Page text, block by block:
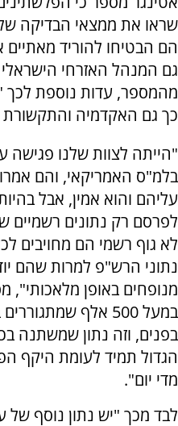
שראו את ממצאי הבדיקה של
הם הבטיחו להוריד
גם המנהל האזרחי
מהמספר, עדות נוספת
כך גם האקדמיה והתקשורת
"הייתה לצוות שלנו
בלמ"ס האמריקאי, והם
עליהם והוא אמין, אבל
לפרסם רק נתונים רשמיים
לא גוף רשמי הם מחויבים
נתוני הרש"פ למרות שהם
מנופחים באופן מלאכותי",
במעל 500 אלף
בפנים, וזה נתון שמשתנה
הגדול תמיד לעומת היקף
מדי יום".